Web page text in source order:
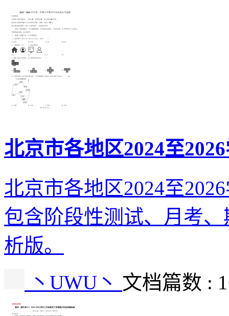
北京市各地区2024至
北京市各地区2024至
包含阶段性测试、月考
析版。
丶UWU丶 文档篇数 :